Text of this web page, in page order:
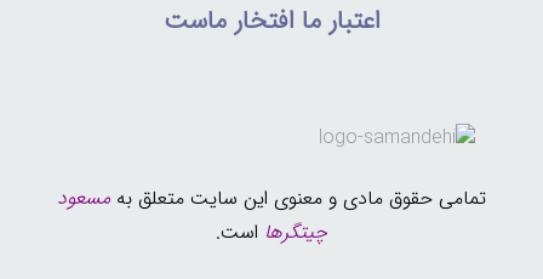
اعتبار ما افتخار ماست
تمامی حقوق مادی و معنوی این سایت متعلق به مسعود
چیتگرها است.